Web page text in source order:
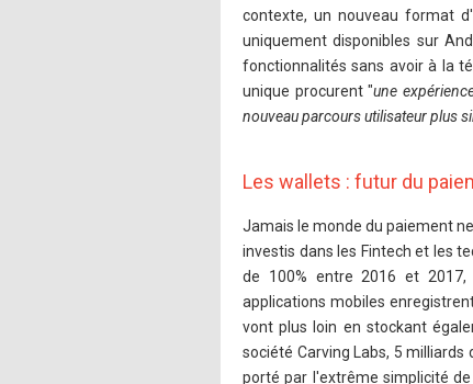
contexte, un nouveau format
uniquement disponibles sur
fonctionnalités sans avoir à la
unique procurent "une
nouveau parcours utilisateur plus
Les wallets : futur du
Jamais le monde du paiement
investis dans les Fintech et les
de 100% entre 2016 et 2017,
applications mobiles
vont plus loin en stockant
société Carving Labs, 5
porté par l'extrême simplicité